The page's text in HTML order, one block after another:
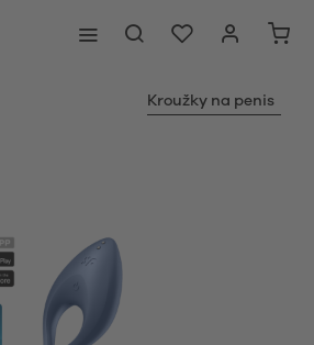
Kroužky na penis